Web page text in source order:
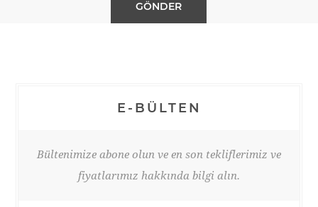
E-BÜLTEN
Bültenimize abone olun ve en son tekliflerimiz ve
fiyatlarımız hakkında bilgi alın.